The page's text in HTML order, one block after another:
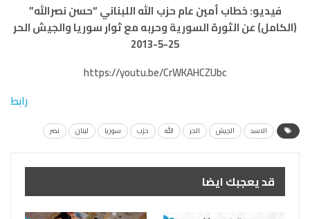
فيديو: خطاب أمين عام حزب الله اللبناني “حسن نصرالله”
(الكامل) عن الثورة السورية وحربه مع ثوار سوريا والجيش الحر
25-5-2013
https://youtu.be/CrWKAHCZUbc
رابط
الاسد الجيش الحر الله حزب سوريا لبنان نصر
قد يعجبك ايضا